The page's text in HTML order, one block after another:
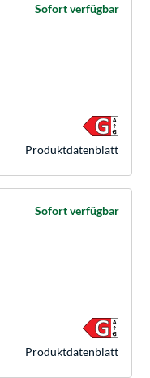
Sofort verfügbar
Produkt­datenblatt
Sofort verfügbar
Produkt­datenblatt